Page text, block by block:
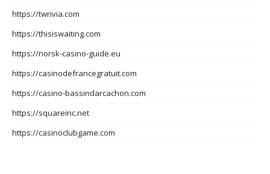
https://twrivia.com
https://thisiswaiting.com
https://norsk-casino-guide.eu
https://casinodefrancegratuit.com
https://casino-bassindarcachon.com
https://squareinc.net
https://casinoclubgame.com